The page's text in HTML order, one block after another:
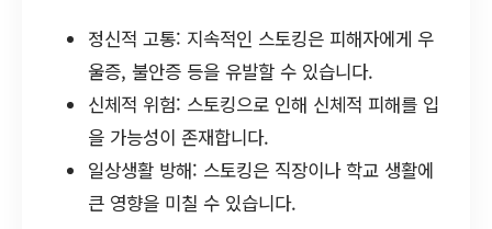
정신적 고통: 지속적인 스토킹은 피해자에게 우
울증, 불안증 등을 유발할 수 있습니다.
신체적 위험: 스토킹으로 인해 신체적 피해를 입
을 가능성이 존재합니다.
일상생활 방해: 스토킹은 직장이나 학교 생활에
큰 영향을 미칠 수 있습니다.